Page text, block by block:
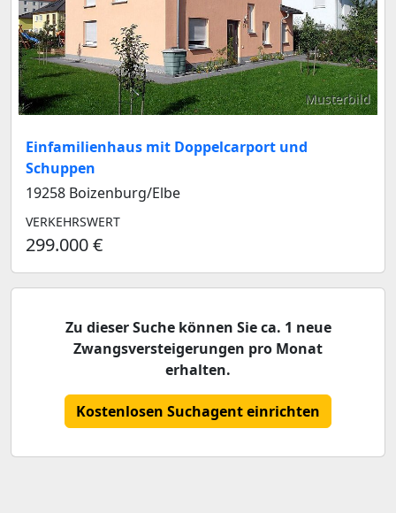
Musterbild
Einfamilienhaus mit Doppelcarport und
Schuppen
19258 Boizenburg/Elbe
VERKEHRSWERT
299.000 €
Zu dieser Suche können Sie ca. 1 neue
Zwangsversteigerungen pro Monat
erhalten.
Kostenlosen Suchagent einrichten